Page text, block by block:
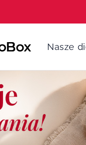
Nasze